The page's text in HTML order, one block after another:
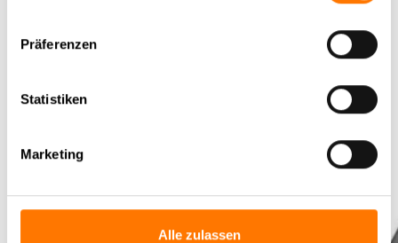
Präferenzen
Statistiken
Marketing
Alle zulassen
bei einen kaum kalkulierbaren Teil der Kosten gibt, welcher
Zielperson – bestimmt wird. Deren Verhalten ist jedoch